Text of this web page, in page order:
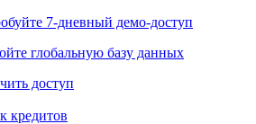
7-дневный демо-доступ
глобальную базу данных
доступ
кредитов